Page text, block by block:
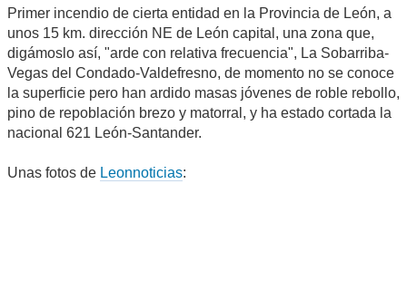
Primer incendio de cierta entidad en la Provincia de León, a
unos 15 km. dirección NE de León capital, una zona que,
digámoslo así, "arde con relativa frecuencia", La Sobarriba-
Vegas del Condado-Valdefresno, de momento no se conoce
la superficie pero han ardido masas jóvenes de roble rebollo,
pino de repoblación brezo y matorral, y ha estado cortada la
nacional 621 León-Santander.
Unas fotos de Leonnoticias: